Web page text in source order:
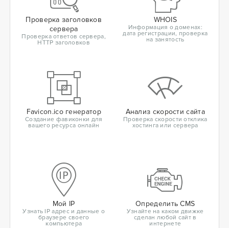
Проверка заголовков
сервера
Проверка ответов сервера,
HTTP заголовков
WHOIS
Информация о доменах:
дата регистрации, проверка
на занятость
Favicon.ico генератор
Создание фавиконки для
вашего ресурса онлайн
Анализ скорости сайта
Проверка скорости отклика
хостинга или сервера
Мой IP
Узнать IP адрес и данные о
браузере своего
компьютера
Определить CMS
Узнайте на каком движке
сделан любой сайт в
интернете